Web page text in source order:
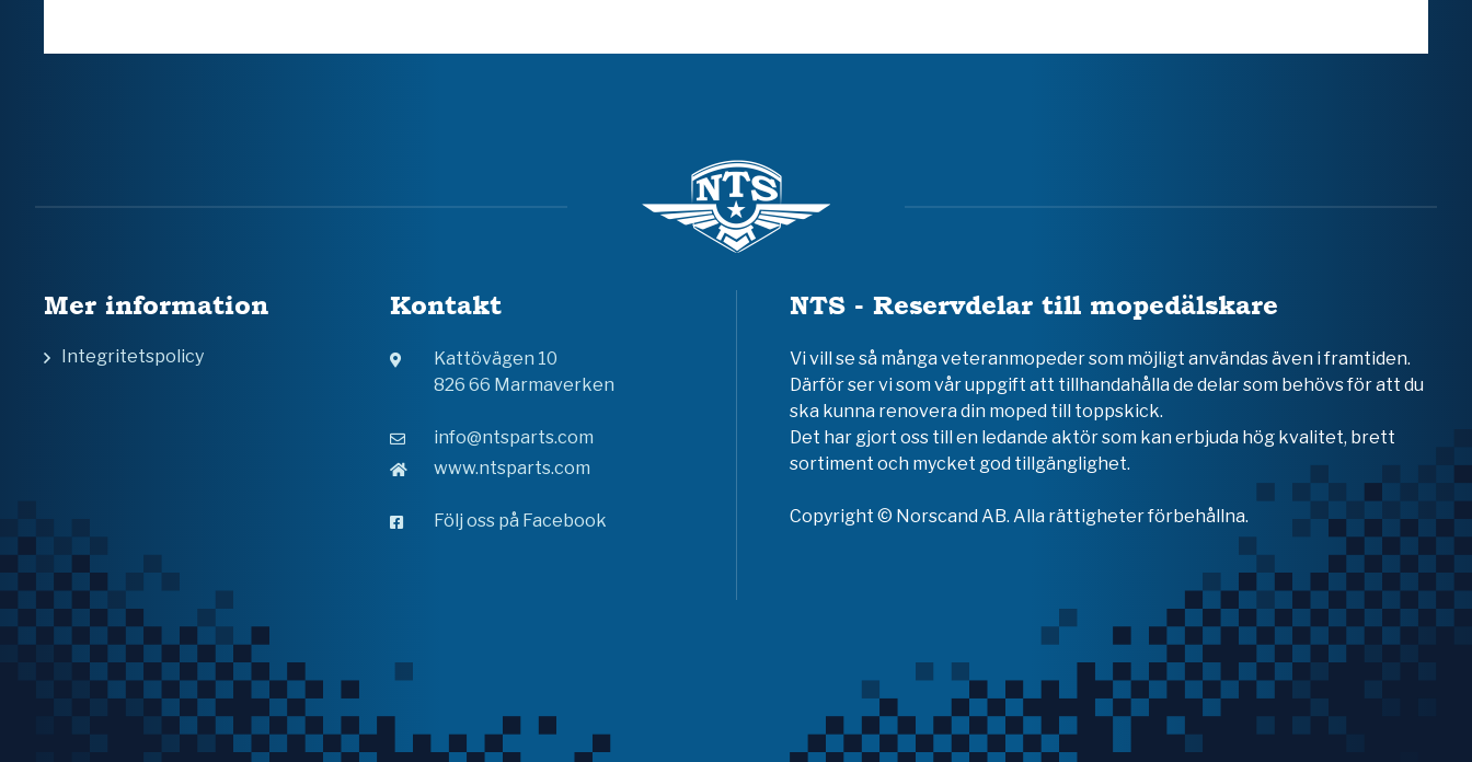
Mer information
Integritetspolicy
Kontakt
Kattövägen 10
826 66 Marmaverken
info@ntsparts.com
www.ntsparts.com
Följ oss på Facebook
NTS - Reservdelar till mopedälskare
Vi vill se så många veteranmopeder som möjligt användas även i framtiden.
Därför ser vi som vår uppgift att tillhandahålla de delar som behövs för att du
ska kunna renovera din moped till toppskick.
Det har gjort oss till en ledande aktör som kan erbjuda hög kvalitet, brett
sortiment och mycket god tillgänglighet.
Copyright © Norscand AB. Alla rättigheter förbehållna.